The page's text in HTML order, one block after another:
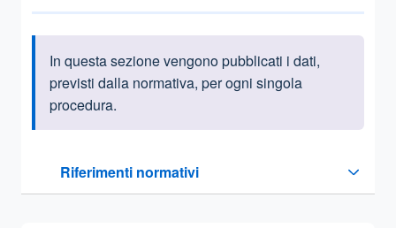
Informazioni introduttive
In questa sezione vengono pubblicati i dati,
previsti dalla normativa, per ogni singola
procedura.
Riferimenti normativi
Sezione compressa